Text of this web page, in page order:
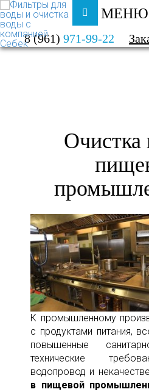
МЕНЮ
8 (961) 971-99-22
ФИЛЬТРЫ ДЛЯ ВОДЫ И
КАТАЛОГ
Очистка
К промышленному
с продуктами питания,
повышенные
технические
водопровод и
в пищевой